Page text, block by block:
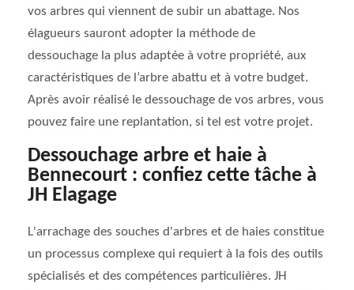
vos arbres qui viennent de subir un abattage. Nos
élagueurs sauront adopter la méthode de
dessouchage la plus adaptée à votre propriété, aux
caractéristiques de l’arbre abattu et à votre budget.
Après avoir réalisé le dessouchage de vos arbres, vous
pouvez faire une replantation, si tel est votre projet.
Dessouchage arbre et haie à
Bennecourt : confiez cette tâche à
JH Elagage
L'arrachage des souches d'arbres et de haies constitue
un processus complexe qui requiert à la fois des outils
spécialisés et des compétences particulières. JH